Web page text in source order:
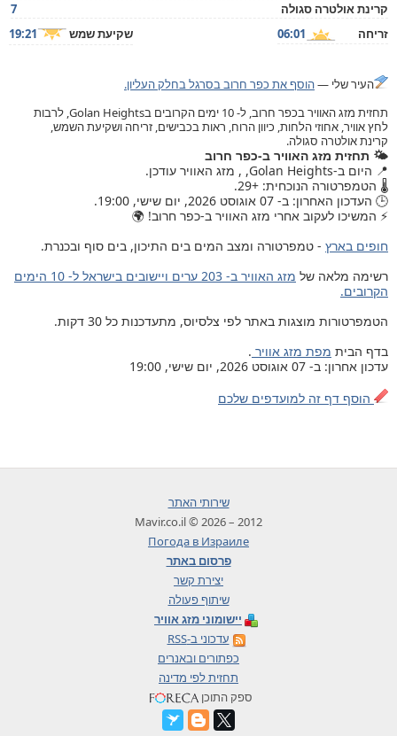
קרינת אולטרה סגולה
7
זריחה
06:01 שקיעת שמש 19:21
העיר שלי —הוסף את כפר חרוב בסרגל בחלק העליון.
תחזית מזג האוויר בכפר חרוב, ל- 10 ימים הקרובים בGolan Heights, לרבות
לחץ אוויר, אחוזי הלחות, כיוון הרוח, ראות בכבישים, זריחה ושקיעת השמש,
קרינת אולטרה סגולה.
🌤️ תחזית מזג האוויר ב-כפר חרוב
📍 היום ב-Golan Heights, , מזג האוויר עודכן.
🌡️ הטמפרטורה הנוכחית: +29.
🕒 העדכון האחרון: ב- 07 אוגוסט 2026, יום שישי, 19:00.
⚡ המשיכו לעקוב אחרי מזג האוויר ב-כפר חרוב! 🌍
חופים בארץ - טמפרטורה ומצב המים בים התיכון, בים סוף ובכנרת.
רשימה מלאה של
מזג האוויר ב- 203 ערים ויישובים בישראל ל- 10 הימים
הקרובים.
הטמפרטורות מוצגות באתר לפי צלסיוס, מתעדכנות כל 30 דקות.
בדף הבית מפת מזג אוויר .
עדכון אחרון: ב- 07 אוגוסט 2026, יום שישי, 19:00
הוסף דף זה למועדפים שלכם
שירותי האתר
2012 – 2026 © Mavir.co.il
Погода в Израиле
פרסום באתר
יצירת קשר
שיתוף פעולה
יישומוני מזג אוויר
עדכוני ב-RSS
כפתורים ובאנרים
תחזית לפי מדינה
ספק התוכן